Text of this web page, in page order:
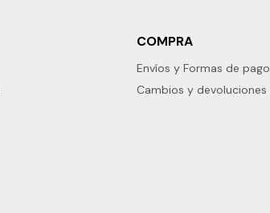
COMPRA
Envíos y Formas de pago
Cambios y devoluciones